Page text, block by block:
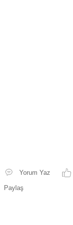
Yorum Yaz
Paylaş